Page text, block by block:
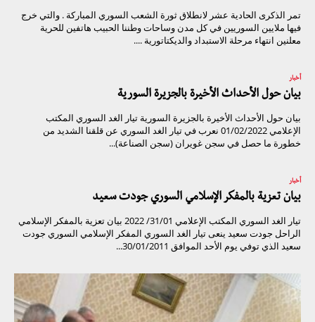
تمر الذكرى الحادية عشر لانطلاق ثورة الشعب السوري المباركة . والتي خرج
فيها ملايين السوريين في كل مدن وساحات وطننا الحبيب هاتفين للحرية
معلنين انتهاء مرحلة الاستبداد والديكتاتورية ....
أخبار
بيان حول الأحداث الأخيرة بالجزيرة السورية
بيان حول الأحداث الأخيرة بالجزيرة السورية تيار الغد السوري المكتب
الإعلامي 01/02/2022 نعرب في تيار الغد السوري عن قلقنا الشديد من
خطورة ما حصل في سجن غويران (سجن الصناعة)...
أخبار
بيان تعزية بالمفكر الإسلامي السوري جودت سعيد
تيار الغد السوري المكتب الإعلامي 31/01/ 2022 بيان تعزية بالمفكر الإسلامي
الراحل جودت سعيد ينعى تيار الغد السوري المفكر الإسلامي السوري جودت
سعيد الذي توفي يوم الأحد الموافق 30/01/2011...